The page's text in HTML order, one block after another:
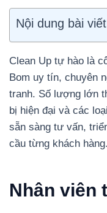
Nội dung bài viết
Clean Up tự hào là
Bom uy tín, chuyên
tranh. Số lượng lớn
bị hiện đại và các
sẵn sàng tư vấn,
cầu từng khách hàng.
Nhân viên